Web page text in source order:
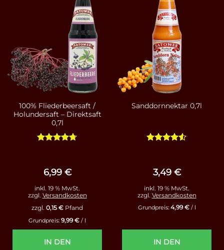
100% Fliederbeersaft /
Holundersaft – Direktsaft
0,7l
6,99 €
inkl. 19 % MwSt.
zzgl. Versandkosten
zzgl. 0,15 € Pfand
Grundpreis: 9,99€ / l
IN DEN
Sanddornnektar 0,7l
3,49 €
inkl. 19 % MwSt.
zzgl. Versandkosten
Grundpreis: 4,99€/ l
IN DEN